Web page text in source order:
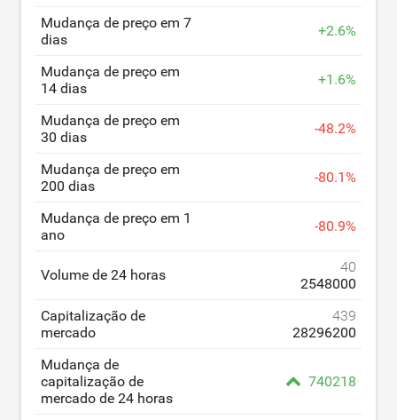
Mudança de preço em 7
dias
+2.6%
Mudança de preço em
14 dias
+1.6%
Mudança de preço em
30 dias
-48.2%
Mudança de preço em
200 dias
-80.1%
Mudança de preço em 1
ano
-80.9%
Volume de 24 horas
40
2548000
Capitalização de
mercado
439
28296200
Mudança de
capitalização de
mercado de 24 horas
740218